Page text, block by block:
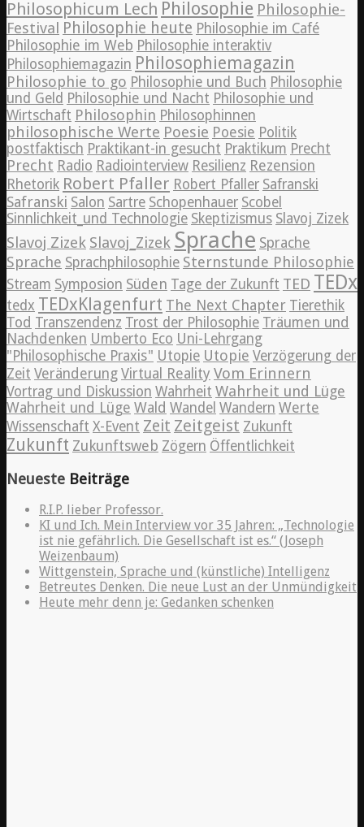
Philosophicum Lech Philosophie Philosophie-
Festival Philosophie heute Philosophie im Café
Philosophie im Web Philosophie interaktiv
Philosophiemagazin Philosophiemagazin
Philosophie to go Philosophie und Buch Philosophie
und Geld Philosophie und Nacht Philosophie und
Wirtschaft Philosophin Philosophinnen
philosophische Werte Poesie Poesie Politik
postfaktisch Praktikant-in gesucht Praktikum Precht
Precht Radio Radiointerview Resilienz Rezension
Rhetorik Robert Pfaller Robert Pfaller Safranski
Safranski Salon Sartre Schopenhauer Scobel
Sinnlichkeit_und Technologie Skeptizismus Slavoj Zizek
Slavoj Zizek Slavoj_Zizek Sprache Sprache
Sprache Sprachphilosophie Sternstunde Philosophie
Stream Symposion Süden Tage der Zukunft TED TEDx
tedx TEDxKlagenfurt The Next Chapter Tierethik
Tod Transzendenz Trost der Philosophie Träumen und
Nachdenken Umberto Eco Uni-Lehrgang
"Philosophische Praxis" Utopie Utopie Verzögerung der
Zeit Veränderung Virtual Reality Vom Erinnern
Vortrag und Diskussion Wahrheit Wahrheit und Lüge
Wahrheit und Lüge Wald Wandel Wandern Werte
Wissenschaft X-Event Zeit Zeitgeist Zukunft
Zukunft Zukunftsweb Zögern Öffentlichkeit
Neueste Beiträge
R.I.P. lieber Professor.
KI und Ich. Mein Interview vor 35 Jahren: „Technologie
ist nie gefährlich. Die Gesellschaft ist es.“ (Joseph
Weizenbaum)
Wittgenstein, Sprache und (künstliche) Intelligenz
Betreutes Denken. Die neue Lust an der Unmündigkeit
Heute mehr denn je: Gedanken schenken